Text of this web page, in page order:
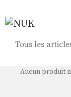
Tous les
Aucun produit